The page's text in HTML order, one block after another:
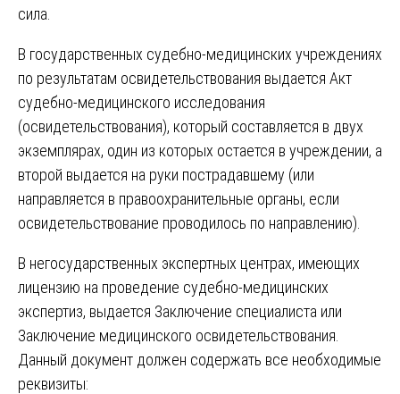
сила.
В государственных судебно-медицинских учреждениях
по результатам освидетельствования выдается Акт
судебно-медицинского исследования
(освидетельствования), который составляется в двух
экземплярах, один из которых остается в учреждении, а
второй выдается на руки пострадавшему (или
направляется в правоохранительные органы, если
освидетельствование проводилось по направлению).
В негосударственных экспертных центрах, имеющих
лицензию на проведение судебно-медицинских
экспертиз, выдается Заключение специалиста или
Заключение медицинского освидетельствования.
Данный документ должен содержать все необходимые
реквизиты: